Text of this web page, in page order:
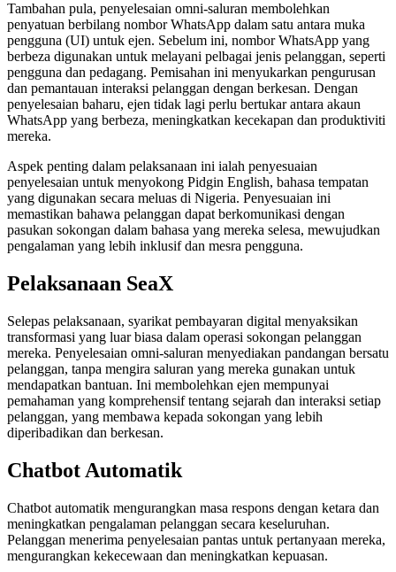
Tambahan pula, penyelesaian omni-saluran membolehkan
penyatuan berbilang nombor WhatsApp dalam satu antara muka
pengguna (UI) untuk ejen. Sebelum ini, nombor WhatsApp yang
berbeza digunakan untuk melayani pelbagai jenis pelanggan, seperti
pengguna dan pedagang. Pemisahan ini menyukarkan pengurusan
dan pemantauan interaksi pelanggan dengan berkesan. Dengan
penyelesaian baharu, ejen tidak lagi perlu bertukar antara akaun
WhatsApp yang berbeza, meningkatkan kecekapan dan produktiviti
mereka.
Aspek penting dalam pelaksanaan ini ialah penyesuaian
penyelesaian untuk menyokong Pidgin English, bahasa tempatan
yang digunakan secara meluas di Nigeria. Penyesuaian ini
memastikan bahawa pelanggan dapat berkomunikasi dengan
pasukan sokongan dalam bahasa yang mereka selesa, mewujudkan
pengalaman yang lebih inklusif dan mesra pengguna.
Pelaksanaan SeaX
Selepas pelaksanaan, syarikat pembayaran digital menyaksikan
transformasi yang luar biasa dalam operasi sokongan pelanggan
mereka. Penyelesaian omni-saluran menyediakan pandangan bersatu
pelanggan, tanpa mengira saluran yang mereka gunakan untuk
mendapatkan bantuan. Ini membolehkan ejen mempunyai
pemahaman yang komprehensif tentang sejarah dan interaksi setiap
pelanggan, yang membawa kepada sokongan yang lebih
diperibadikan dan berkesan.
Chatbot Automatik
Chatbot automatik mengurangkan masa respons dengan ketara dan
meningkatkan pengalaman pelanggan secara keseluruhan.
Pelanggan menerima penyelesaian pantas untuk pertanyaan mereka,
mengurangkan kekecewaan dan meningkatkan kepuasan.